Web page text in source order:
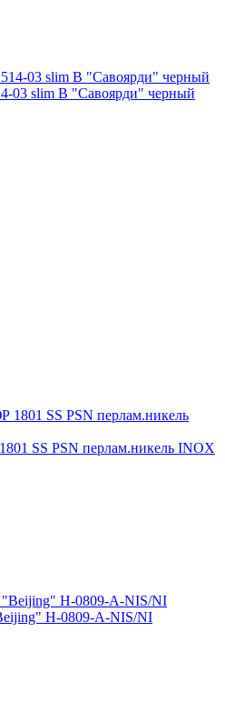
03 slim B "Савоярди" черный
SS PSN перлам.никель INOX
H-0809-А-NIS/NI